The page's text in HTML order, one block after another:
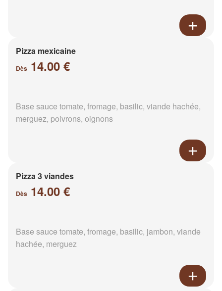
Pizza mexicaine
Dès 14.00 €
Base sauce tomate, fromage, basilic, viande hachée,
merguez, poivrons, oignons
Pizza 3 viandes
Dès 14.00 €
Base sauce tomate, fromage, basilic, jambon, viande
hachée, merguez